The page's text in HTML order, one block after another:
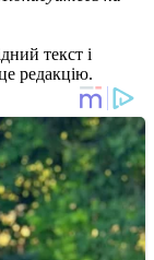
текст і
редакцію.